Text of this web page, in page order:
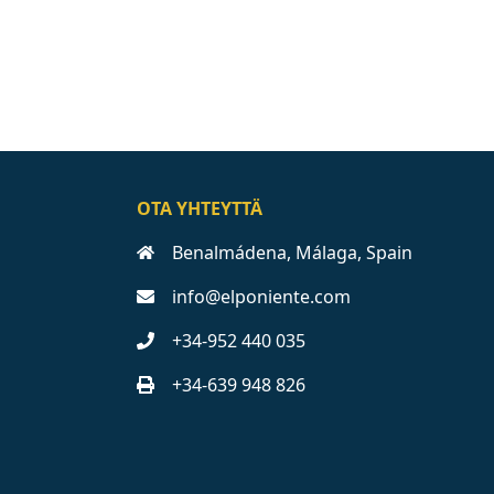
OTA YHTEYTTÄ
Benalmádena, Málaga, Spain
info@elponiente.com
+34-952 440 035
+34-639 948 826